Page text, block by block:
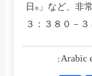
日*」など、非
３：３８０－３
Arabic